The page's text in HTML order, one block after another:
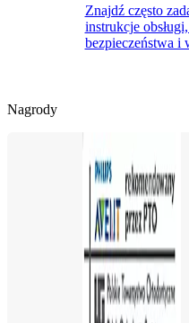
Znajdź często
instrukcje
bezpieczeństwa i
Nagrody